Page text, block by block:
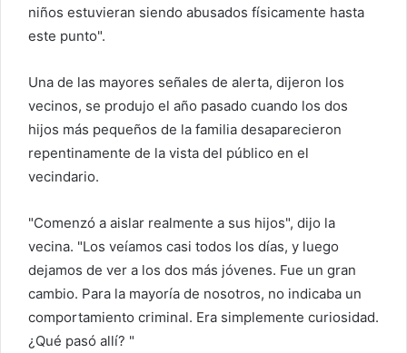
niños estuvieran siendo abusados ​​físicamente hasta
este punto".
Una de las mayores señales de alerta, dijeron los
vecinos, se produjo el año pasado cuando los dos
hijos más pequeños de la familia desaparecieron
repentinamente de la vista del público en el
vecindario.
"Comenzó a aislar realmente a sus hijos", dijo la
vecina. "Los veíamos casi todos los días, y luego
dejamos de ver a los dos más jóvenes. Fue un gran
cambio. Para la mayoría de nosotros, no indicaba un
comportamiento criminal. Era simplemente curiosidad.
¿Qué pasó allí? "